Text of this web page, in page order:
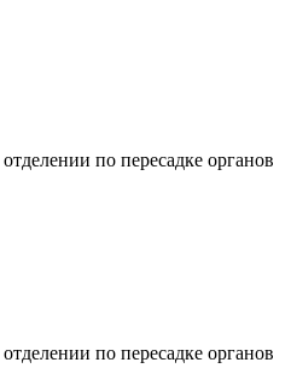
по пересадке органов
по пересадке органов